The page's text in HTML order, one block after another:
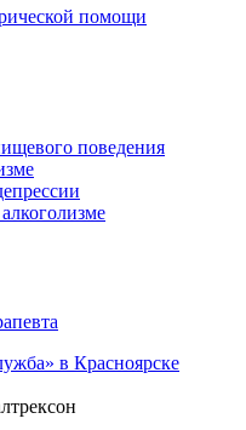
помощи
поведения
в Красноярске